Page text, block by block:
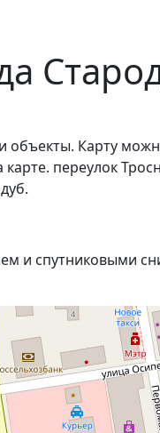
объекты. Карту
переулок
и спутниковыми